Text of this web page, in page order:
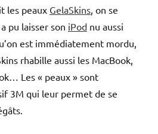
les peaux GelaSkins , on se
pu laisser son iPod nu aussi
est immédiatement mordu,
rhabille aussi les MacBook,
Les « peaux » sont
3M qui leur permet de se